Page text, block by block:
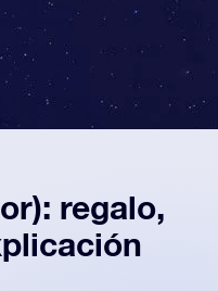
regalo,